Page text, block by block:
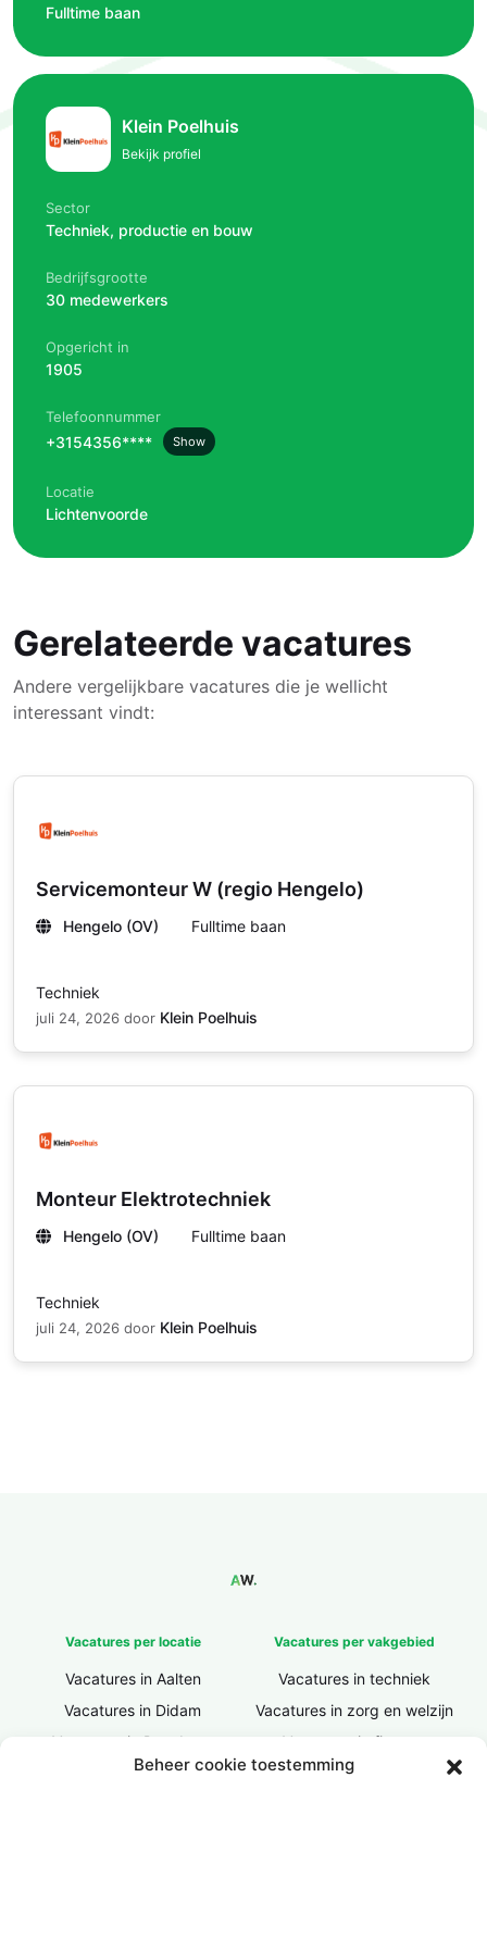
Beheer cookie toestemming
Fulltime baan
Klein Poelhuis
Bekijk profiel
Sector
Techniek, productie en bouw
Bedrijfsgrootte
30 medewerkers
Opgericht in
1905
Telefoonnummer
+3154356**** Show
Locatie
Lichtenvoorde
Gerelateerde vacatures
Andere vergelijkbare vacatures die je wellicht
interessant vindt:
Servicemonteur W (regio Hengelo)
Hengelo (OV) Fulltime baan
Techniek
juli 24, 2026 door Klein Poelhuis
Monteur Elektrotechniek
Hengelo (OV) Fulltime baan
Techniek
juli 24, 2026 door Klein Poelhuis
Vacatures per locatie
Vacatures in Aalten
Vacatures in Didam
Vacatures in Doesburg
Vacatures in Doetinchem
Vacatures per vakgebied
Vacatures in techniek
Vacatures in zorg en welzijn
Vacatures in finance
Vacatures in ICT / IT